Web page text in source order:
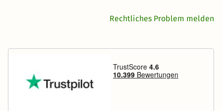
Rechtliches Problem melden